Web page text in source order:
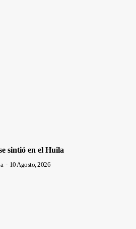
sintió en el Huila
- 10 Agosto, 2026